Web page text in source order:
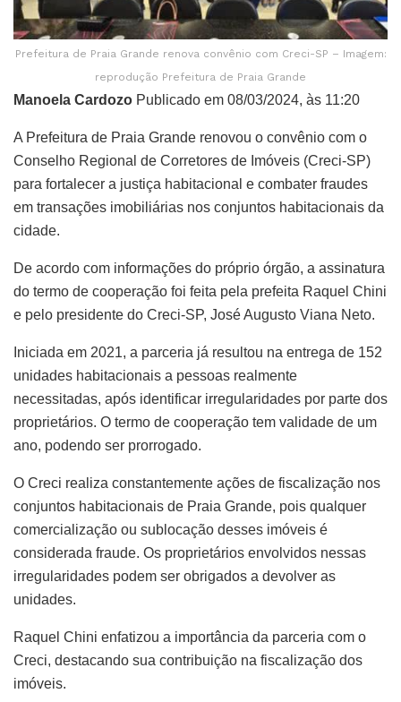
Prefeitura de Praia Grande renova convênio com Creci-SP – Imagem:
reprodução Prefeitura de Praia Grande
Manoela Cardozo Publicado em 08/03/2024, às 11:20
A Prefeitura de Praia Grande renovou o convênio com o
Conselho Regional de Corretores de Imóveis (Creci-SP)
para fortalecer a justiça habitacional e combater fraudes
em transações imobiliárias nos conjuntos habitacionais da
cidade.
De acordo com informações do próprio órgão, a assinatura
do termo de cooperação foi feita pela prefeita Raquel Chini
e pelo presidente do Creci-SP, José Augusto Viana Neto.
Iniciada em 2021, a parceria já resultou na entrega de 152
unidades habitacionais a pessoas realmente
necessitadas, após identificar irregularidades por parte dos
proprietários. O termo de cooperação tem validade de um
ano, podendo ser prorrogado.
O Creci realiza constantemente ações de fiscalização nos
conjuntos habitacionais de Praia Grande, pois qualquer
comercialização ou sublocação desses imóveis é
considerada fraude. Os proprietários envolvidos nessas
irregularidades podem ser obrigados a devolver as
unidades.
Raquel Chini enfatizou a importância da parceria com o
Creci, destacando sua contribuição na fiscalização dos
imóveis.